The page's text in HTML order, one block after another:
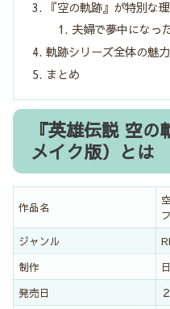
『空の軌跡』が特別な
夫婦で夢中になっ
軌跡シリーズ全体の魅力
まとめ
『英雄伝説 空
メイク版）とは
作品名
ジャンル
制作
発売日